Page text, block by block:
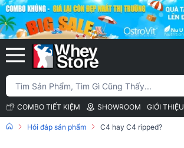
COMBO TIẾT KIỆM SHOWROOM GIỚI THIỆU
Hỏi đáp sản phẩm C4 hay C4 ripped?